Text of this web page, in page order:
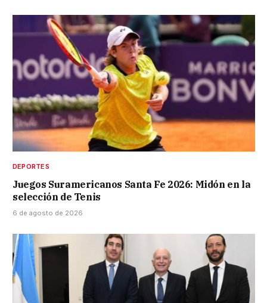
DEPORTES
Juegos Suramericanos Santa Fe 2026: Midón en la
selección de Tenis
6 de agosto de 2026